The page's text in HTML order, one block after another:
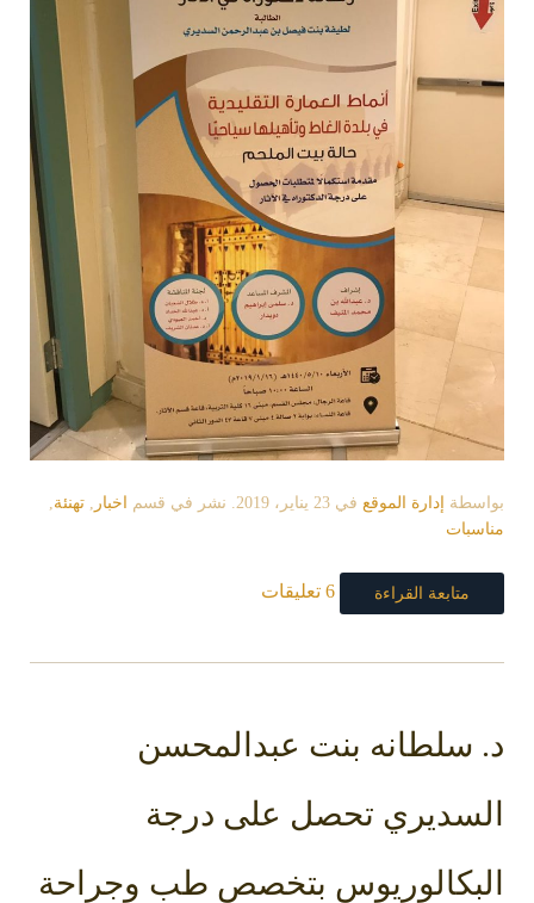
بواسطة إدارة الموقع في 23 يناير، 2019 . نشر في قسم اخبار تهنئة
مناسبات
متابعة القراءة 6 تعليقات
د. سلطانه بنت عبدالمحسن
السديري تحصل على درجة
البكالوريوس بتخصص طب وجراحة